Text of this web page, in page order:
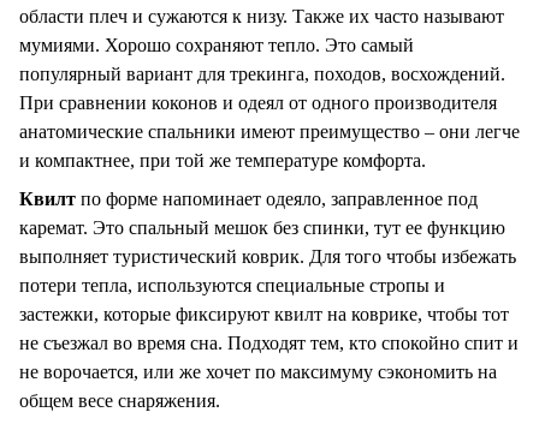
области плеч и сужаются к низу. Также их часто называют
мумиями. Хорошо сохраняют тепло. Это самый
популярный вариант для трекинга, походов, восхождений.
При сравнении коконов и одеял от одного производителя
анатомические спальники имеют преимущество – они легче
и компактнее, при той же температуре комфорта.
Квилт по форме напоминает одеяло, заправленное под
каремат. Это спальный мешок без спинки, тут ее функцию
выполняет туристический коврик. Для того чтобы избежать
потери тепла, используются специальные стропы и
застежки, которые фиксируют квилт на коврике, чтобы тот
не съезжал во время сна. Подходят тем, кто спокойно спит и
не ворочается, или же хочет по максимуму сэкономить на
общем весе снаряжения.